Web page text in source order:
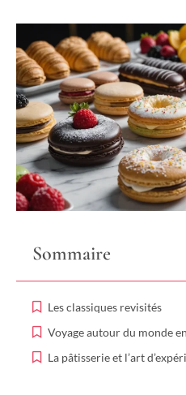
Sommaire
Les classiques revisités
Voyage autour du monde
La pâtisserie et l’art